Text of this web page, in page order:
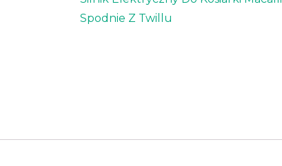
Spodnie Z Twillu